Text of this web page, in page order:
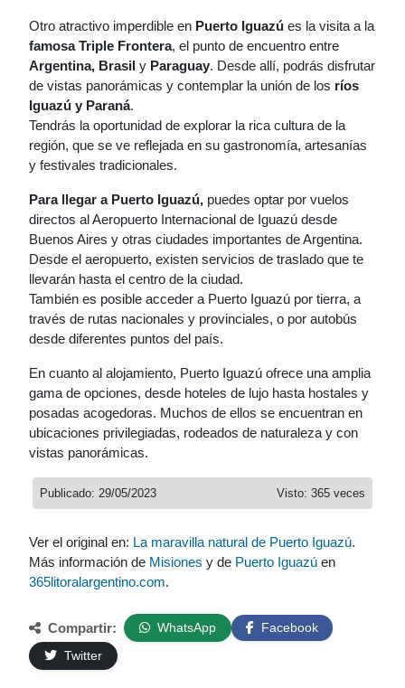
Otro atractivo imperdible en Puerto Iguazú es la visita a la
famosa Triple Frontera, el punto de encuentro entre
Argentina, Brasil y Paraguay. Desde allí, podrás disfrutar
de vistas panorámicas y contemplar la unión de los ríos
Iguazú y Paraná.
Tendrás la oportunidad de explorar la rica cultura de la
región, que se ve reflejada en su gastronomía, artesanías
y festivales tradicionales.
Para llegar a Puerto Iguazú, puedes optar por vuelos
directos al Aeropuerto Internacional de Iguazú desde
Buenos Aires y otras ciudades importantes de Argentina.
Desde el aeropuerto, existen servicios de traslado que te
llevarán hasta el centro de la ciudad.
También es posible acceder a Puerto Iguazú por tierra, a
través de rutas nacionales y provinciales, o por autobús
desde diferentes puntos del país.
En cuanto al alojamiento, Puerto Iguazú ofrece una amplia
gama de opciones, desde hoteles de lujo hasta hostales y
posadas acogedoras. Muchos de ellos se encuentran en
ubicaciones privilegiadas, rodeados de naturaleza y con
vistas panorámicas.
Visto: 365 veces
Publicado: 29/05/2023
Ver el original en: La maravilla natural de Puerto Iguazú.
Más información de Misiones y de Puerto Iguazú en
365litoralargentino.com.
Compartir: WhatsApp
Facebook
Twitter